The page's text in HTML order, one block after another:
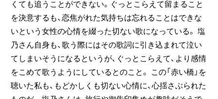
くても追うことができない。ぐっとこらえて留まること
を決意するも、恋焦がれた気持ちは忘れることはできな
いという女性の心情を綴った切ない歌になっている。 塩
乃さん自身も、歌う際にはその歌詞に引き込まれて泣い
てしまいそうになるというが、ぐっとこらえて、より感情
をこめて歌うようにしているとのこと。 この「赤い橋」を
聴いた私も、もどかしくも切ない心情に、心揺さぶられた